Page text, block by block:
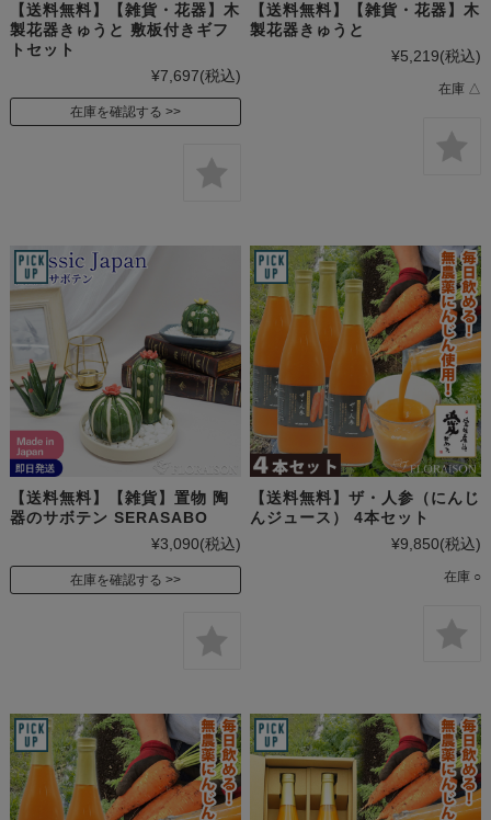
【送料無料】【雑貨・花器】木
製花器きゅうと 敷板付きギフ
トセット
¥7,697(税込)
在庫を確認する
【送料無料】【雑貨・花器】木
製花器きゅうと
¥5,219(税込)
在庫 △
【送料無料】【雑貨】置物 陶
器のサボテン SERASABO
¥3,090(税込)
在庫を確認する
【送料無料】ザ・人参（にんじ
んジュース） 4本セット
¥9,850(税込)
在庫 ○